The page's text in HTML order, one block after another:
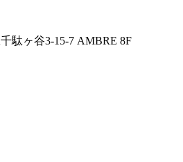
駄ヶ谷3-15-7 AMBRE 8F